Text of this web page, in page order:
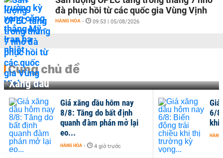
đà phục hồi từ các quốc gia Vùng Vịnh
HÀNG HÓA - 09:53 | 05/08/2026
Cùng chủ đề
Xăng dầu
Giá xăng dầu hôm nay
8/8: Tăng do bất định
quanh đàm phán mở lại
eo...
HÀNG HÓA - 4 giờ trước
Giá
6/
khi
HÀNG